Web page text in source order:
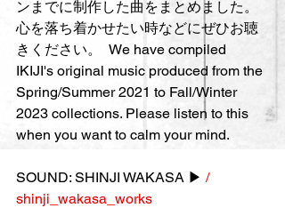
ンまでに制作した曲をまとめました。
心を落ち着かせたい時などにぜひお聴
きください。  We have compiled
IKIJI's original music produced from the
Spring/Summer 2021 to Fall/Winter
2023 collections. Please listen to this
when you want to calm your mind.
SOUND: SHINJI WAKASA ▶ /
shinji_wakasa_works